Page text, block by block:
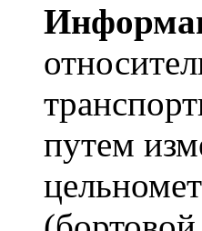
путем